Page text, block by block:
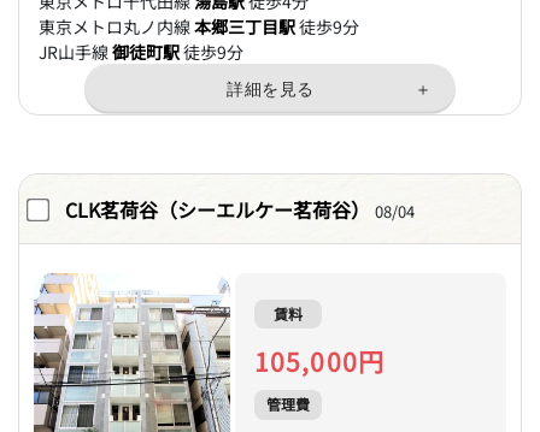
東京メトロ丸ノ内線本郷三丁目駅徒歩9分
JR山手線御徒町駅徒歩9分
CLK茗荷谷（シーエルケー茗荷谷） 08/04
賃料
105,000円
管理費